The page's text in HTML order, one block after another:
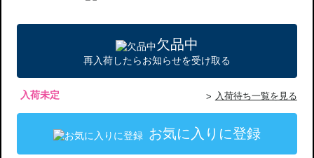
欠品中
再入荷したらお知らせを受け取る
入荷未定 入荷待ち一覧を見る
お気に入りに登録